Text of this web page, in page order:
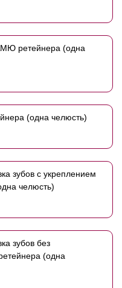
ретейнера (одна
(одна челюсть)
зубов с укреплением
челюсть)
зубов без
(одна